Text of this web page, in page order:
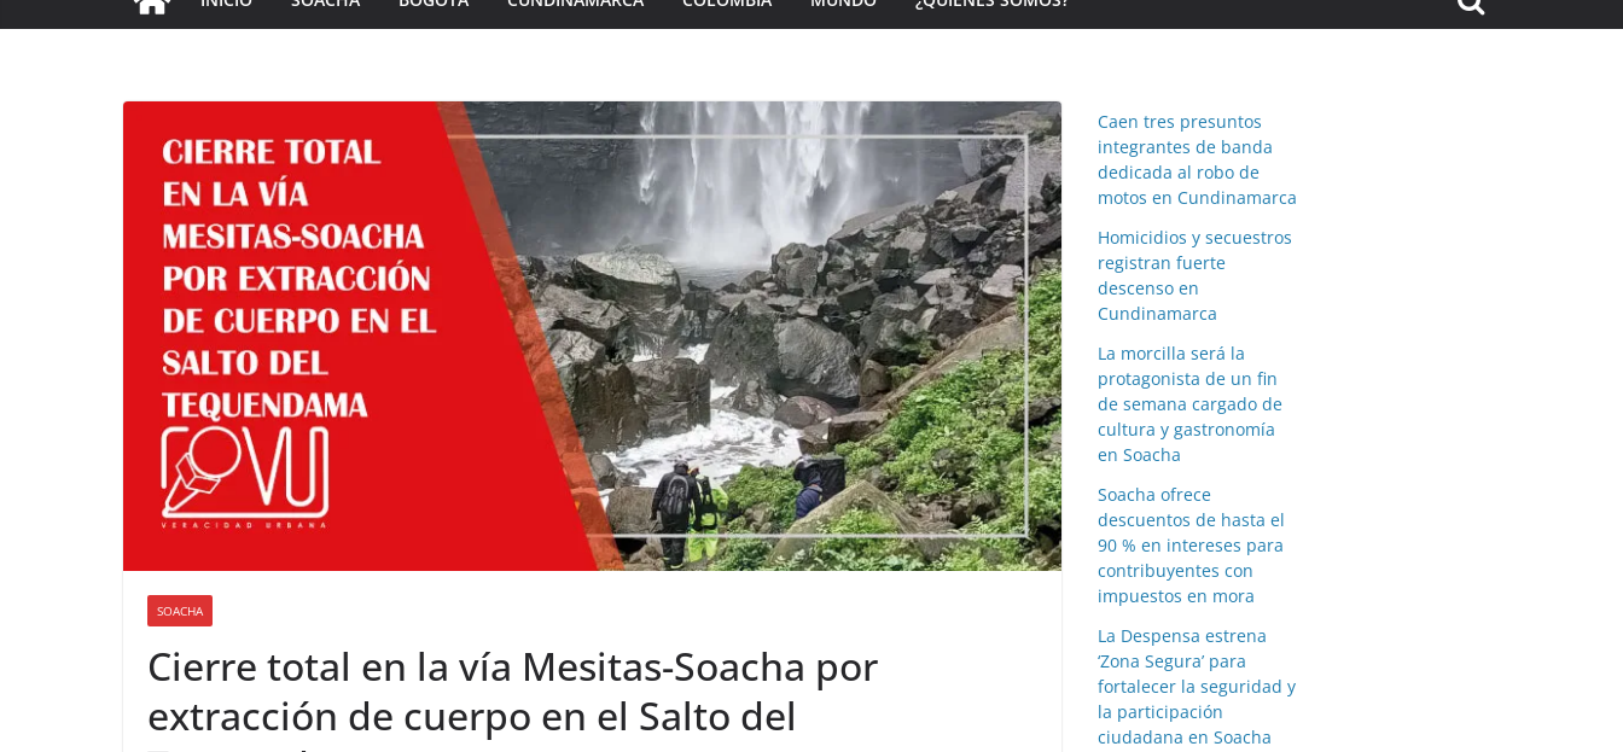
SOACHA
Cierre total en la vía Mesitas-Soacha por
extracción de cuerpo en el Salto del
Caen tres presuntos
integrantes de banda
dedicada al robo de
motos en Cundinamarca
Homicidios y secuestros
registran fuerte
descenso en
Cundinamarca
La morcilla será la
protagonista de un fin
de semana cargado de
cultura y gastronomía
en Soacha
Soacha ofrece
descuentos de hasta el
90 % en intereses para
contribuyentes con
impuestos en mora
La Despensa estrena
‘Zona Segura’ para
fortalecer la seguridad y
la participación
ciudadana en Soacha